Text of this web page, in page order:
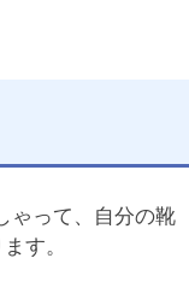
ゃって、自分の靴
す。